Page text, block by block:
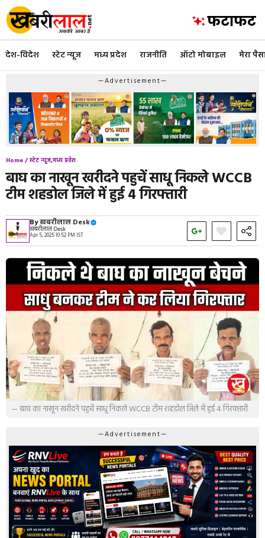
Skip
to
content
देश-विदेश स्टेट न्यूज मध्य प्रदेश राजनीति ऑटो मोबाइल मेरा
—Advertisement—
Home /स्टेट न्यूज,मध्य प्रदेश
बाघ का नाखून खरीदने पहुचें साधू निकले WCCB
टीम शहडोल जिले में हुई 4 गिरफ्तारी
Byखबरीलाल Desk
खबरीलाल Desk
Apr 5, 2025 10:52 PM IST
— बाघ का नाखून खरीदने पहुचें साधू निकले WCCB टीम शहडोल जिले में हुई 4 गिरफ्तारी
—Advertisement—